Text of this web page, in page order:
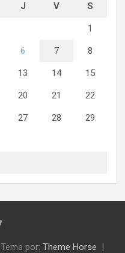
J V S
1
6 7 8
13 14 15
20 21 22
27 28 29
Tema por: Theme Horse